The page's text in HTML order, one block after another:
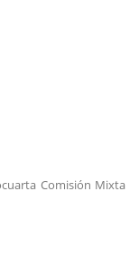
Comisión Mixta